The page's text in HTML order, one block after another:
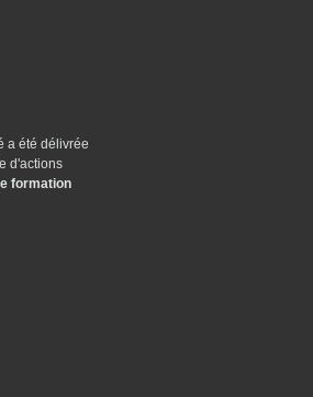
a été délivrée
d'actions
formation